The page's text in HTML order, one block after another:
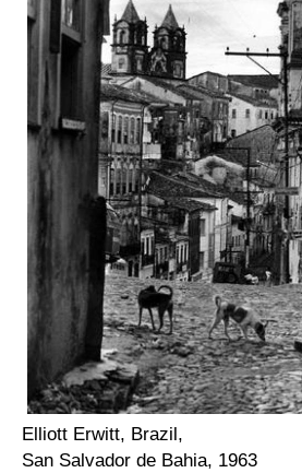
Elliott Erwitt, Brazil,
San Salvador de Bahia, 1963